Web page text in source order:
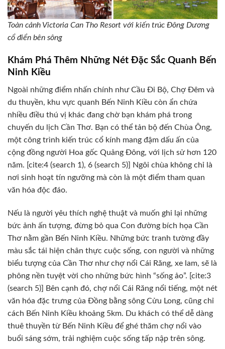
Toàn cảnh Victoria Can Tho Resort với kiến trúc Đông Dương
cổ điển bên sông
Khám Phá Thêm Những Nét Đặc Sắc Quanh Bến
Ninh Kiều
Ngoài những điểm nhấn chính như Cầu Đi Bộ, Chợ Đêm và
du thuyền, khu vực quanh Bến Ninh Kiều còn ẩn chứa
nhiều điều thú vị khác đang chờ bạn khám phá trong
chuyến du lịch Cần Thơ. Bạn có thể tản bộ đến Chùa Ông,
một công trình kiến trúc cổ kính mang đậm dấu ấn của
cộng đồng người Hoa gốc Quảng Đông, với lịch sử hơn 120
năm. [cite:4 (search 1), 6 (search 5)] Ngôi chùa không chỉ là
nơi sinh hoạt tín ngưỡng mà còn là một điểm tham quan
văn hóa độc đáo.
Nếu là người yêu thích nghệ thuật và muốn ghi lại những
bức ảnh ấn tượng, đừng bỏ qua Con đường bích họa Cần
Thơ nằm gần Bến Ninh Kiều. Những bức tranh tường đầy
màu sắc tái hiện chân thực cuộc sống, con người và những
biểu tượng của Cần Thơ như chợ nổi Cái Răng, xe lam, sẽ là
phông nền tuyệt vời cho những bức hình “sống ảo”. [cite:3
(search 5)] Bên cạnh đó, chợ nổi Cái Răng nổi tiếng, một nét
văn hóa đặc trưng của Đồng bằng sông Cửu Long, cũng chỉ
cách Bến Ninh Kiều khoảng 5km. Du khách có thể dễ dàng
thuê thuyền từ Bến Ninh Kiều để ghé thăm chợ nổi vào
buổi sáng sớm, trải nghiệm cuộc sống tấp nập trên sông.